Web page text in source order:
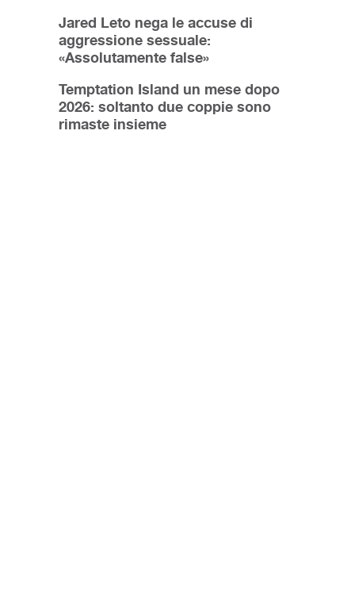
Jared Leto nega le accuse di
aggressione sessuale:
«Assolutamente false»
Temptation Island un mese dopo
2026: soltanto due coppie sono
rimaste insieme